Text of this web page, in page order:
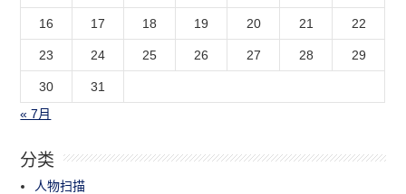
16 17 18 19 20 21 22
23 24 25 26 27 28 29
30
31
« 7月
分类
人物扫描